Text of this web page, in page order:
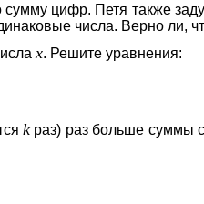
сумму цифр. Петя также
числа. Верно ли,
x. Решите уравнения:
k раз) раз больше суммы